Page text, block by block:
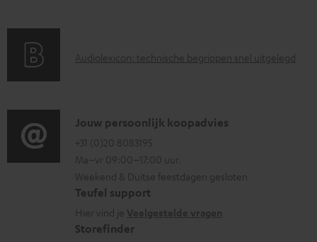
t
n
e
i
n
f
o
r
A
i
o
g
l
o
s
Audiolexicon: technische begrippen snel uitgelegd
C
o
n
t
a
c
Jouw persoonlijk koopadvies
+31 (0)20 8083195
Ma–vr 09:00–17:00 uur.
Weekend & Duitse feestdagen gesloten
Teufel support
Hier vind je
Storefinder